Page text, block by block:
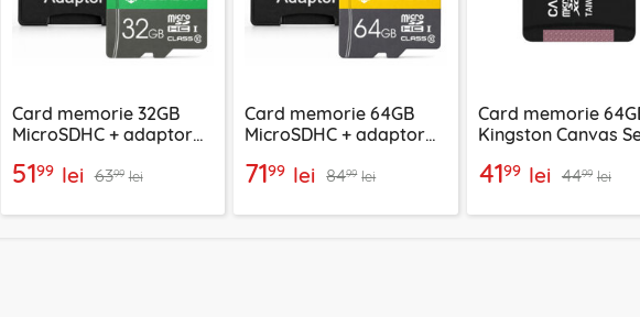
Card memorie 32GB
MicroSDHC + adaptor
5199 lei 6399 lei
Card memorie 64GB
MicroSDHC + adaptor
7199 lei 8499 lei
Card memorie
Kingston Canvas
4199 lei 4499 lei